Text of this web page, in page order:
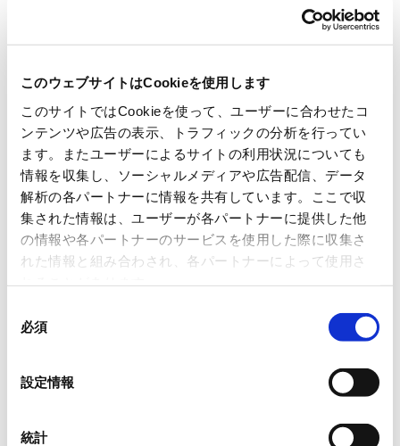
このウェブサイトはCookieを使用します
このサイトではCookieを使って、ユーザーに合わせたコ
ンテンツや広告の表示、トラフィックの分析を行ってい
ます。またユーザーによるサイトの利用状況についても
情報を収集し、ソーシャルメディアや広告配信、データ
解析の各パートナーに情報を共有しています。ここで収
集された情報は、ユーザーが各パートナーに提供した他
の情報や各パートナーのサービスを使用した際に収集さ
れた情報と組み合わされ、各パートナーによって使用さ
必須
設定情報
統計
OmniVision Technologies
Vishay Intertechnology,Inc.
Analog